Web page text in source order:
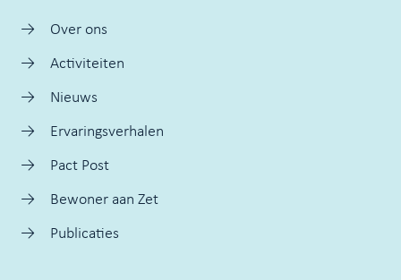
Over ons
Activiteiten
Nieuws
Ervaringsverhalen
Pact Post
Bewoner aan Zet
Publicaties